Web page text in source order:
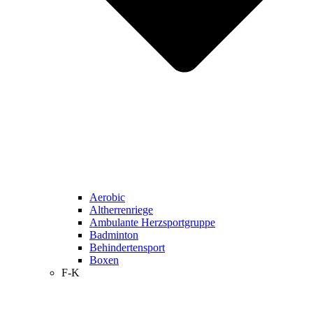
Aerobic
Altherrenriege
Ambulante Herzsportgruppe
Badminton
Behindertensport
Boxen
F-K